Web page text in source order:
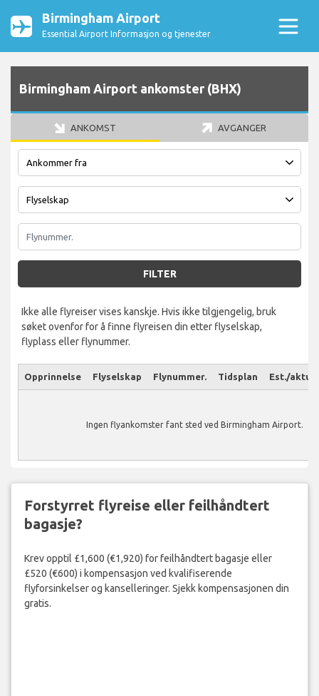
Birmingham Airport
Essential Airport Informasjon og tjenester
Birmingham Airport ankomster (BHX)
ANKOMST AVGANGER
FILTER
Ikke alle flyreiser vises kanskje. Hvis ikke tilgjengelig, bruk
søket ovenfor for å finne flyreisen din etter flyselskap,
flyplass eller flynummer.
Opprinnelse Flyselskap Flynummer. Tidsplan Est./
Ingen flyankomster fant sted ved Birmingham Airport.
Forstyrret flyreise eller feilhåndtert
bagasje?
Krev opptil £1,600 (€1,920) for feilhåndtert bagasje eller
£520 (€600) i kompensasjon ved kvalifiserende
flyforsinkelser og kanselleringer. Sjekk kompensasjonen din
gratis.